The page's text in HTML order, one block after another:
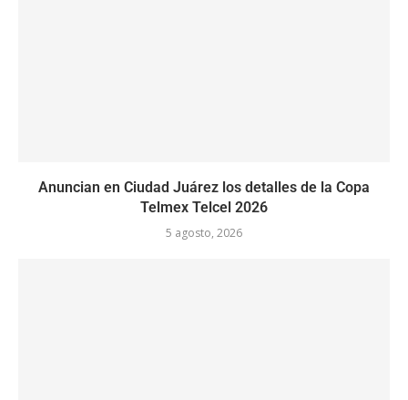
Anuncian en Ciudad Juárez los detalles de la Copa
Telmex Telcel 2026
5 agosto, 2026